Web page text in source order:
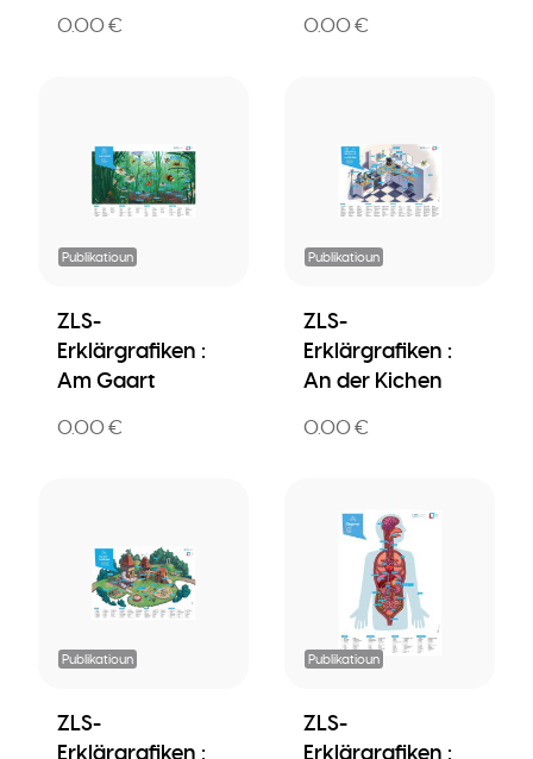
0.00 € 0.00 €
Publikatioun
ZLS-
Erklärgrafiken :
Am Gaart
0.00 €
Publikatioun
ZLS-
Erklärgrafiken :
An der Kichen
0.00 €
Publikatioun
ZLS-
Erklärgrafiken :
Publikatioun
ZLS-
Erklärgrafiken :